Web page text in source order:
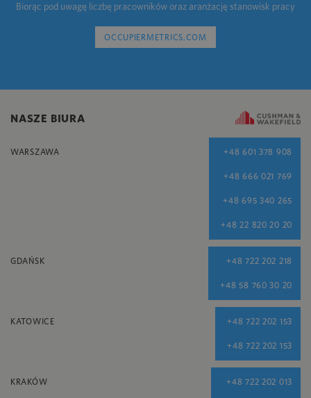
Biorąc pod uwagę liczbę pracowników oraz aranżację stanowisk pracy
OCCUPIERMETRICS.COM
NASZE BIURA
WARSZAWA +48 601 378 908
+48 666 021 769
+48 695 340 265
+48 22 820 20 20
GDAŃSK +48 722 202 218
+48 58 760 30 20
KATOWICE +48 722 202 153
+48 722 202 153
KRAKÓW +48 722 202 013